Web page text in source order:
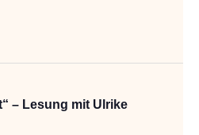
– Lesung mit Ulrike